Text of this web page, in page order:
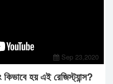
Sep 23,2020
কিভাবে হয় এই রেজিস্ট্যান্স?